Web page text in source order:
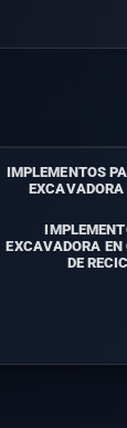
IMPLEMENTOS
EXCAVADORA
EXCAVADORA EN
DE